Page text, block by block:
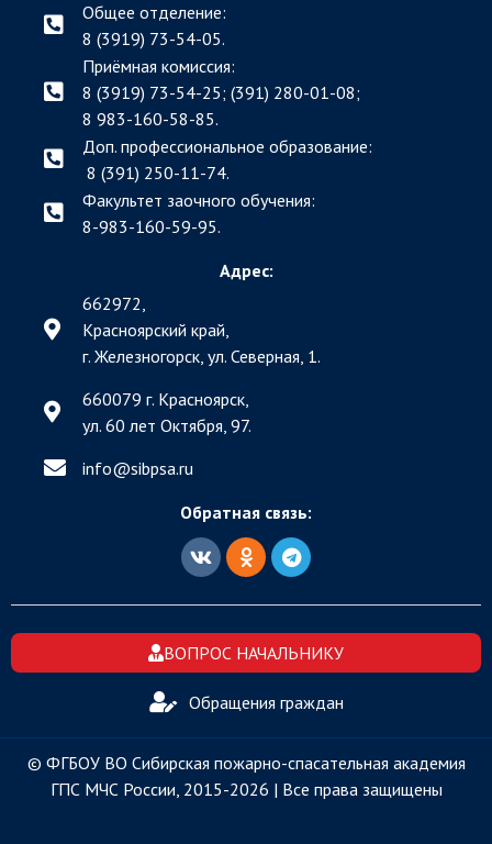
Общее отделение:
8 (3919) 73-54-05.
Приёмная комиссия:
8 (3919) 73-54-25; (391) 280-01-08;
8 983-160-58-85.
Доп. профессиональное образование:
8 (391) 250-11-74.
Факультет заочного обучения:
8-983-160-59-95.
Адрес:
662972,
Красноярский край,
г. Железногорск, ул. Северная, 1.
660079 г. Красноярск,
ул. 60 лет Октября, 97.
info@sibpsa.ru
Обратная связь:
ВОПРОС НАЧАЛЬНИКУ
Обращения граждан
© ФГБОУ ВО Сибирская пожарно-спасательная академия
ГПС МЧС России, 2015-2026 | Все права защищены